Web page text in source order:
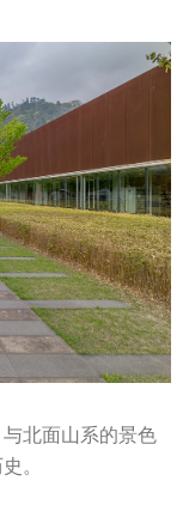
北面山系的景色
。